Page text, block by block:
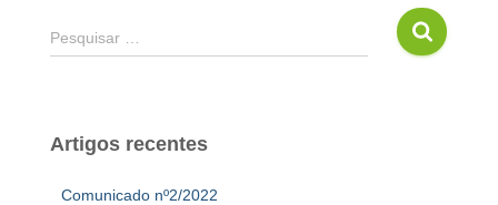
Pesquisar …
Artigos recentes
Comunicado nº2/2022